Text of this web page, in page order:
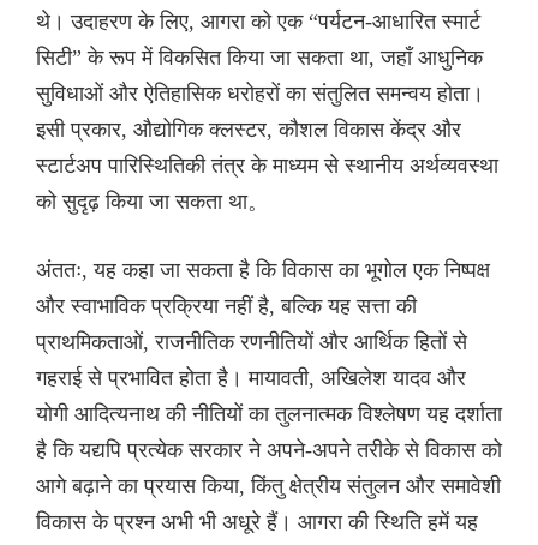
थे। उदाहरण के लिए, आगरा को एक “पर्यटन-आधारित स्मार्ट
सिटी” के रूप में विकसित किया जा सकता था, जहाँ आधुनिक
सुविधाओं और ऐतिहासिक धरोहरों का संतुलित समन्वय होता।
इसी प्रकार, औद्योगिक क्लस्टर, कौशल विकास केंद्र और
स्टार्टअप पारिस्थितिकी तंत्र के माध्यम से स्थानीय अर्थव्यवस्था
को सुदृढ़ किया जा सकता था。
अंततः, यह कहा जा सकता है कि विकास का भूगोल एक निष्पक्ष
और स्वाभाविक प्रक्रिया नहीं है, बल्कि यह सत्ता की
प्राथमिकताओं, राजनीतिक रणनीतियों और आर्थिक हितों से
गहराई से प्रभावित होता है। मायावती, अखिलेश यादव और
योगी आदित्यनाथ की नीतियों का तुलनात्मक विश्लेषण यह दर्शाता
है कि यद्यपि प्रत्येक सरकार ने अपने-अपने तरीके से विकास को
आगे बढ़ाने का प्रयास किया, किंतु क्षेत्रीय संतुलन और समावेशी
विकास के प्रश्न अभी भी अधूरे हैं। आगरा की स्थिति हमें यह